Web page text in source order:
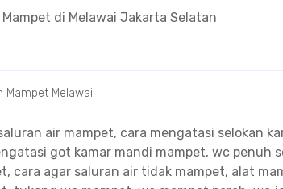
di Melawai Jakarta Selatan
Mampet Melawai
air mampet, cara mengatasi selokan
got kamar mandi mampet, wc penuh
cara agar saluran air tidak mampet, alat